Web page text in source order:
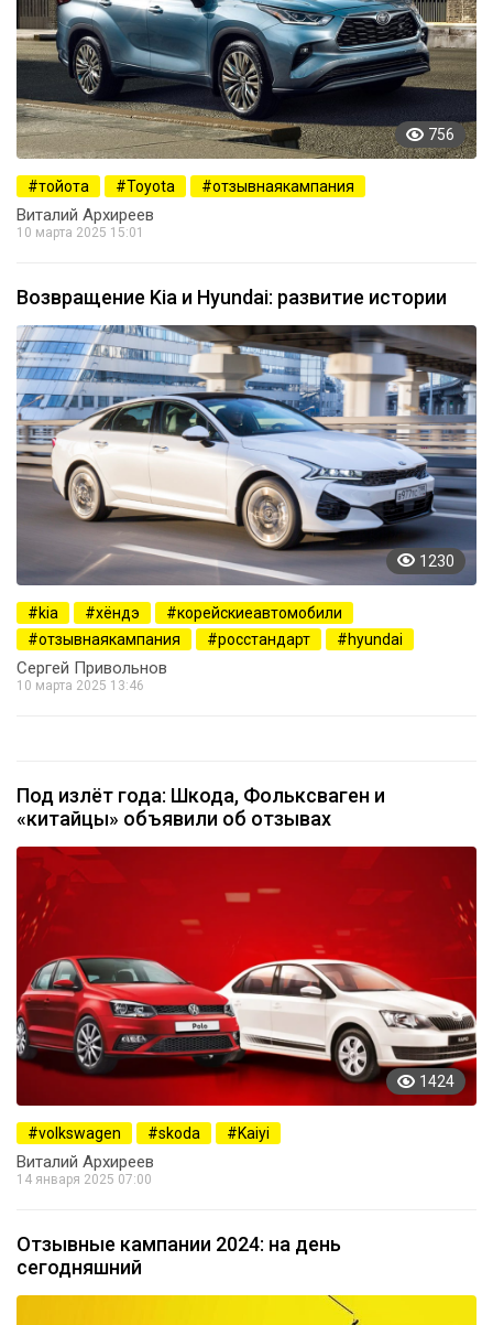
756
тойота Toyota отзывнаякампания
Виталий Архиреев
10 марта 2025 15:01
Возвращение Kia и Hyundai: развитие истории
1230
kia хёндэ
корейскиеавтомобили
отзывнаякампания
росстандарт hyundai
Сергей Привольнов
10 марта 2025 13:46
Под излёт года: Шкода, Фольксваген и
«китайцы» объявили об отзывах
1424
volkswagen skoda Kaiyi
Виталий Архиреев
14 января 2025 07:00
Отзывные кампании 2024: на день
сегодняшний